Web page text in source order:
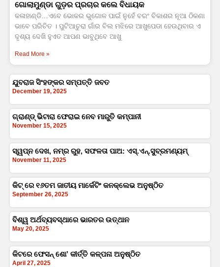
ଗୋଲାମୁଣ୍ଡା ଗୁଡ଼ର ପ୍ରଚାର କଲେ ବିଧାୟକ
କଳାହାଣ୍ଡି…ଏବେ ଭୋକର ଭୁଗୋଳ ପାଇଁ ନୁହେଁ ବରଂ ବିକାଶର ନୂଆ ଠିକଣା
ଭାବେ ପରିଚିତ । ପୁଟିଆଚୁରା ଗାଁର ବିଲ ମଝିରେ ଆଖୁପେଡା ହେଉଥିବାର ଏ
ଦୃଶ୍ୟ ଦେଖି ହୁଏତ ଆପଣ ଭାବୁଥିବେ ଆଖୁ
Read More »
ଯୁବରାଜ ସିଂହଙ୍କର ସମ୍ପତ୍ତି ଜବତ
December 19, 2025
ଗ୍ରାଣ୍ଡ୍ ଭିଟାରା ଫେରାଇ ନେବ ମାରୁତି କମ୍ପାନୀ
November 15, 2025
ସ୍ୱପ୍ନ ଦେଖ, ନମ୍ର ରୁହ, ସଫଳତା ପାଅ: ଏସ୍‌.ଏନ୍‌.ସୁବ୍ରମଣ୍ୟମ୍‌
November 11, 2025
କିଟ୍ ରେ ୧୬ତମ ଜାତୀୟ ମାର୍କେଟିଂ କନକ୍ଲେଭ ଅନୁଷ୍ଠିତ
September 26, 2025
ବିଶ୍ୱ ଅର୍ଥବ୍ୟବସ୍ଥାରେ ଭାରତର ଉତ୍ଥାନ
May 20, 2025
କିଟରେ ଫେସନ୍‍ ଶୋ’ କୀର୍ତ୍ତି କଳ୍ପନା ଅନୁଷ୍ଠିତ
April 27, 2025